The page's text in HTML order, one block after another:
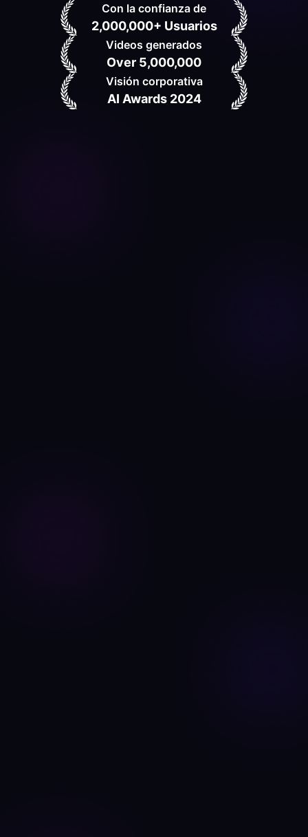
Con la confianza de
2,000,000+ Usuarios
Videos generados
Over 5,000,000
Visión corporativa
AI Awards 2024